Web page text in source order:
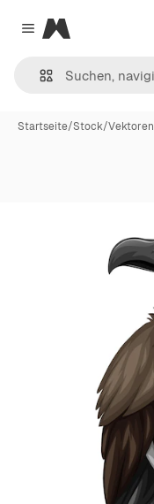
Close menu
Magnific
Startseite/Stock/Vektoren